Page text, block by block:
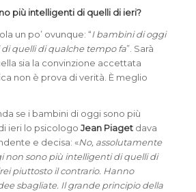
più intelligenti di quelli di ieri?
un po’ ovunque: “I bambini di oggi
quelli di qualche tempo fa”. Sarà
sia la convinzione accettata
non è prova di verità. È meglio
se i bambini di oggi sono più
ieri lo psicologo Jean Piagetdava
e decisa: «No, assolutamente
non sono più intelligenti di quelli di
piuttosto il contrario. Hanno
sbagliate. Il grande principio della